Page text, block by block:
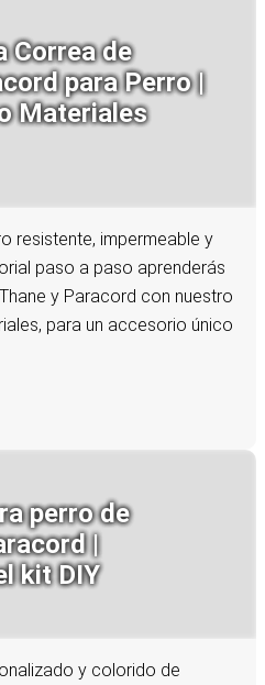
Correa de
para Perro |
Materiales
resistente, impermeable y
paso a paso aprenderás
y Paracord con nuestro
para un accesorio único
perro de
|
kit DIY
y colorido de